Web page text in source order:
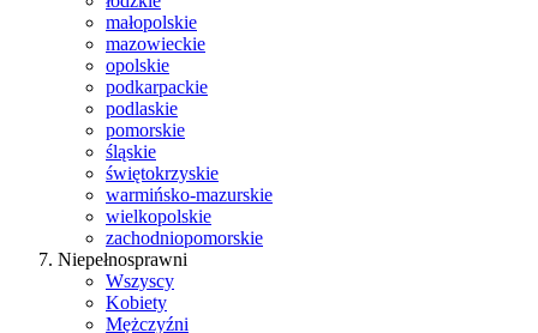
małopolskie
mazowieckie
opolskie
podkarpackie
podlaskie
pomorskie
śląskie
świętokrzyskie
warmińsko-mazurskie
wielkopolskie
zachodniopomorskie
Niepełnosprawni
Wszyscy
Kobiety
Mężczyźni